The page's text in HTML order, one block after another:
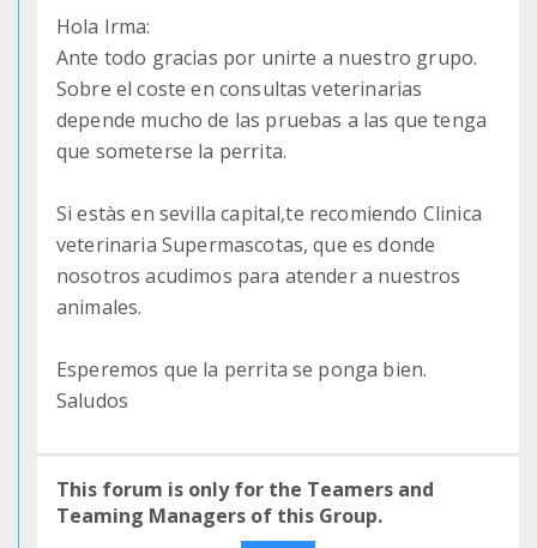
Hola Irma:
Ante todo gracias por unirte a nuestro grupo.
Sobre el coste en consultas veterinarias
depende mucho de las pruebas a las que tenga
que someterse la perrita.
Si estàs en sevilla capital,te recomiendo Clinica
veterinaria Supermascotas, que es donde
nosotros acudimos para atender a nuestros
animales.
Esperemos que la perrita se ponga bien.
Saludos
This forum is only for the Teamers and
Teaming Managers of this Group.